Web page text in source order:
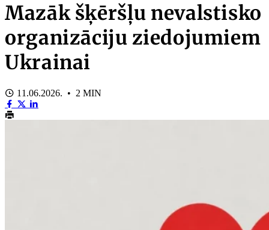
Mazāk šķēršļu nevalstisko
organizāciju ziedojumiem
Ukrainai
11.06.2026. • 2 MIN